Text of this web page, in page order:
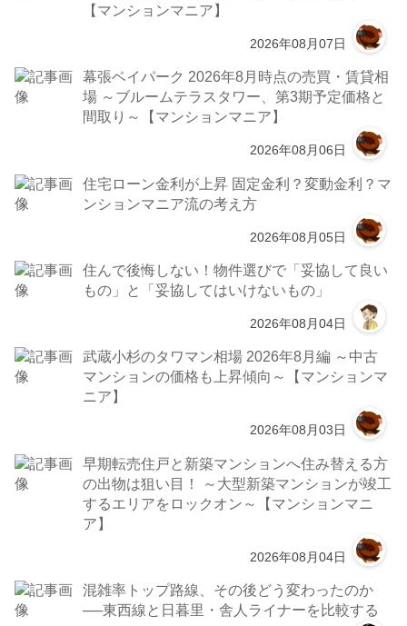
【マンションマニア】
2026年08月07日
幕張ベイパーク 2026年8月時点の売買・賃貸相
場 ～ブルームテラスタワー、第3期予定価格と
間取り～【マンションマニア】
2026年08月06日
住宅ローン金利が上昇 固定金利？変動金利？マ
ンションマニア流の考え方
2026年08月05日
住んで後悔しない！物件選びで「妥協して良い
もの」と「妥協してはいけないもの」
2026年08月04日
武蔵小杉のタワマン相場 2026年8月編 ～中古
マンションの価格も上昇傾向～【マンションマ
ニア】
2026年08月03日
早期転売住戸と新築マンションへ住み替える方
の出物は狙い目！ ～大型新築マンションが竣工
するエリアをロックオン～【マンションマニ
ア】
2026年08月04日
混雑率トップ路線、その後どう変わったのか
──東西線と日暮里・舎人ライナーを比較する